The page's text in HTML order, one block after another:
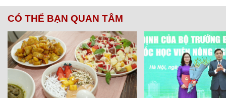
CÓ THỂ BẠN QUAN TÂM